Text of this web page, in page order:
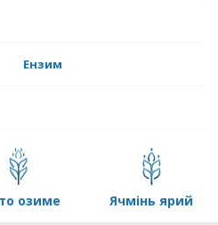
Ензим
озиме ячмінь ярий